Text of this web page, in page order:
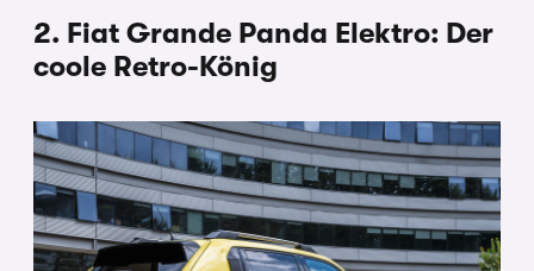
2. Fiat Grande Panda Elektro: Der
coole Retro-König